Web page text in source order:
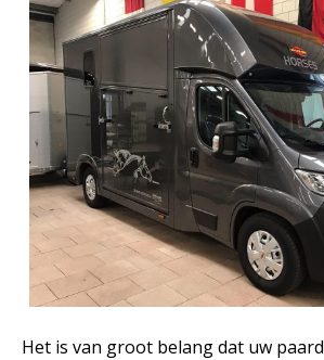
Het is van groot belang dat uw